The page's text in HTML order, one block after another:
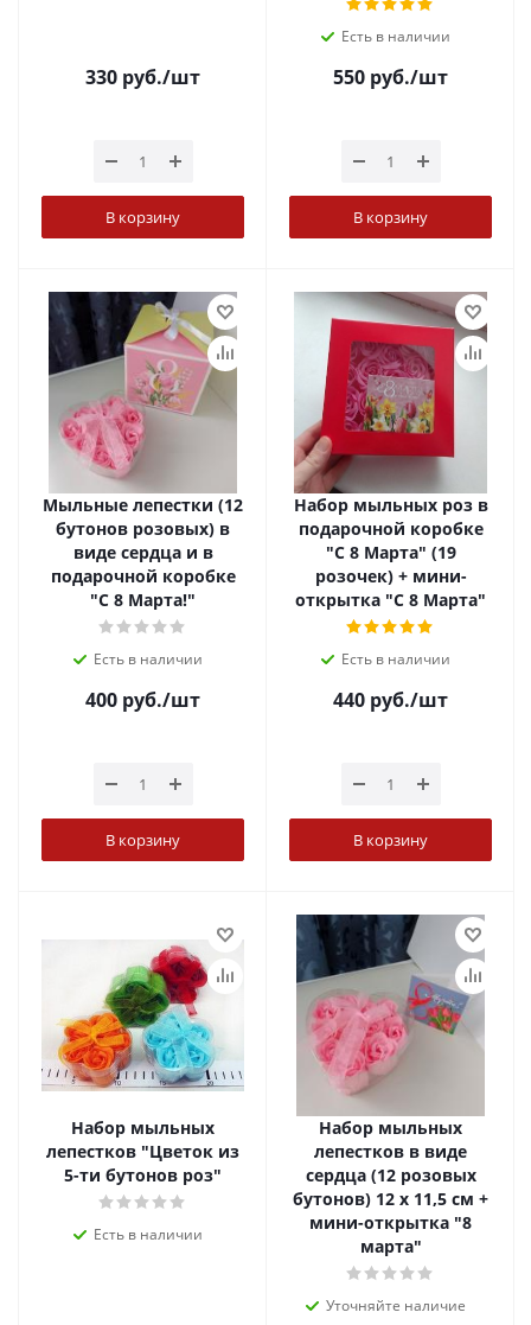
330 руб./шт
В корзину
Есть в наличии
550 руб./шт
В корзину
Мыльные лепестки (12
бутонов розовых) в
виде сердца и в
подарочной коробке
"С 8 Марта!"
Есть в наличии
400 руб./шт
В корзину
Набор мыльных роз в
подарочной коробке
"С 8 Марта" (19
розочек) + мини-
открытка "С 8 Марта"
Есть в наличии
440 руб./шт
В корзину
Набор мыльных
лепестков "Цветок из
5-ти бутонов роз"
Есть в наличии
Набор мыльных
лепестков в виде
сердца (12 розовых
бутонов) 12 х 11,5 см +
мини-открытка "8
марта"
Уточняйте наличие